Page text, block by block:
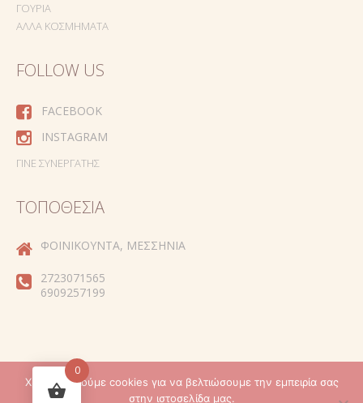
ΓΟΎΡΙΑ
ΆΛΛΑ ΚΟΣΜΉΜΑΤΑ
FOLLOW US
FACEBOOK
INSTAGRAM
ΓΊΝΕ ΣΥΝΕΡΓΆΤΗΣ
ΤΟΠΟΘΕΣΊΑ
ΦΟΙΝΙΚΟΎΝΤΑ, ΜΕΣΣΗΝΊΑ
2723071565
6909257199
Created by
0
Χρησιμοποιούμε cookies για να βελτιώσουμε την εμπειρία σας
στην ιστοσελίδα μας.